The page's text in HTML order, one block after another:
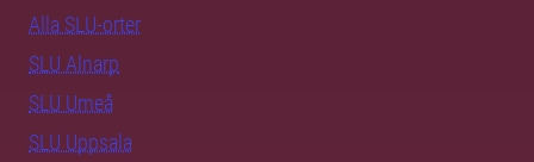
Alla SLU-orter
SLU Alnarp
SLU Umeå
SLU Uppsala